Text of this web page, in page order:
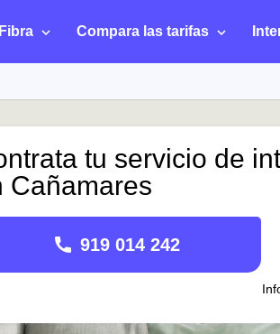
Compara las tarifas
tu servicio de
Cañamares
919 014 242